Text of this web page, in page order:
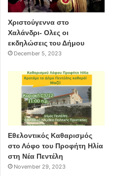
ρευματοκλοπή
Χριστούγεννα στο
Χαλάνδρι- Ολες οι
εκδηλώσεις του Δήμου
December 5, 2023
Εθελοντικός Καθαρισμός
στο Λόφο του Προφήτη Ηλία
στη Νέα Πεντέλη
November 29, 2023